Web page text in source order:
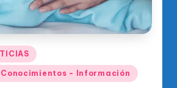
- Información